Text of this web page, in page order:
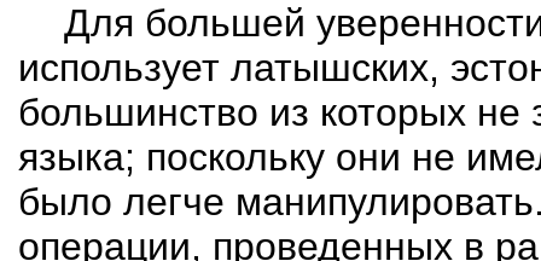
Для большей
использует латышских,
большинство из которых не
языка; поскольку они не
было легче
операции, проведенных в